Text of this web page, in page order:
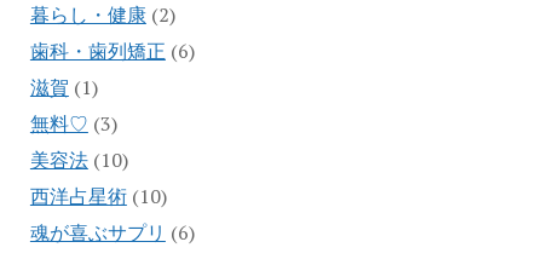
暮らし・健康(2)
歯科・歯列矯正 (6)
滋賀 (1)
無料♡ (3)
美容法(10)
西洋占星術(10)
魂が喜ぶサプリ (6)